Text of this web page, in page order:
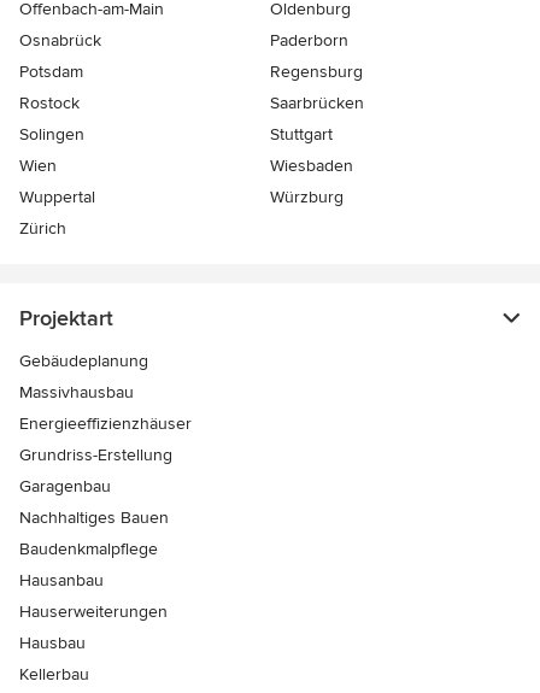
Offenbach-am-Main
Oldenburg
Osnabrück
Paderborn
Potsdam
Regensburg
Rostock
Saarbrücken
Solingen
Stuttgart
Wien
Wiesbaden
Wuppertal
Würzburg
Zürich
Projektart
Gebäudeplanung
Massivhausbau
Energieeffizienzhäuser
Grundriss-Erstellung
Garagenbau
Nachhaltiges Bauen
Baudenkmalpflege
Hausanbau
Hauserweiterungen
Hausbau
Kellerbau